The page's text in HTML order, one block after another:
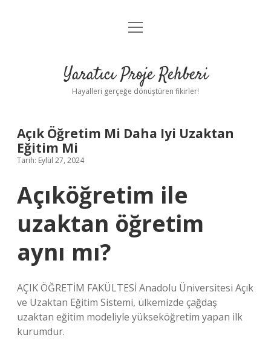
Anasayfa
Yasal Uyarı
menüyü
Yaratıcı Proje Rehberi
Hayalleri gerçeğe dönüştüren fikirler!
Açık Öğretim Mi Daha Iyi Uzaktan
Eğitim Mi
Tarih: Eylül 27, 2024
Açıköğretim ile
uzaktan öğretim
aynı mı?
AÇIK ÖĞRETİM FAKÜLTESİ Anadolu Üniversitesi Açık
ve Uzaktan Eğitim Sistemi, ülkemizde çağdaş
uzaktan eğitim modeliyle yükseköğretim yapan ilk
kurumdur.